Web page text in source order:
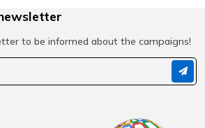
to be informed about the campaigns!